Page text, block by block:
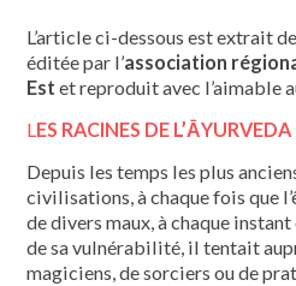
L’article ci-dessous est extrait
éditée par l’association
Est et reproduit avec l’aimable
L ES RACINES DE L’ĀYURVEDA
Depuis les temps les plus
civilisations, à chaque fois que
de divers maux, à chaque
de sa vulnérabilité, il tentait
magiciens, de sorciers ou de